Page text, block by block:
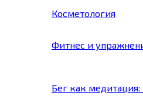
Косметология
Фитнес и
Бег как